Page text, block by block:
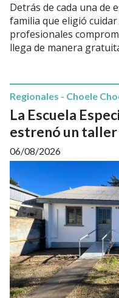
Detrás de cada una de
familia que eligió
profesionales
llega de manera
La Escuela
estrenó un
Regionales - Choele
06/08/2026